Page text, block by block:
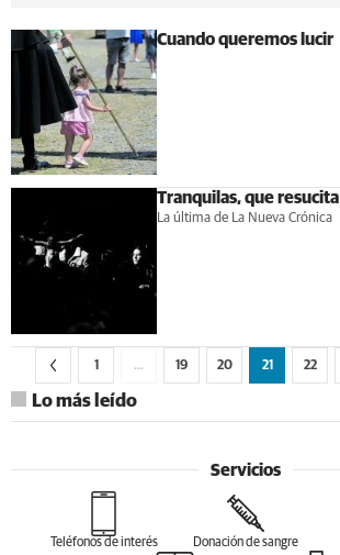
Cuando queremos lucir
Tranquilas, que resucita
La última de La Nueva Crónica
1 … 19 20 21 22
Lo más leído
Servicios
Teléfonos de interés Donación de sangre